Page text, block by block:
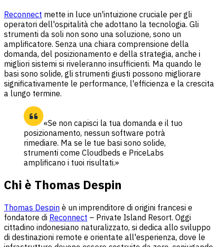
Reconnect mette in luce un'intuizione cruciale per gli
operatori dell'ospitalità che adottano la tecnologia. Gli
strumenti da soli non sono una soluzione, sono un
amplificatore. Senza una chiara comprensione della
domanda, del posizionamento e della strategia, anche i
migliori sistemi si riveleranno insufficienti. Ma quando le
basi sono solide, gli strumenti giusti possono migliorare
significativamente le performance, l'efficienza e la crescita
a lungo termine.
«Se non capisci la tua domanda e il tuo
posizionamento, nessun software potrà
rimediare. Ma se le tue basi sono solide,
strumenti come Cloudbeds e PriceLabs
amplificano i tuoi risultati.»
Chi è Thomas Despin
Thomas Despin è un imprenditore di origini francesi e
fondatore di Reconnect – Private Island Resort. Oggi
cittadino indonesiano naturalizzato, si dedica allo sviluppo
di destinazioni remote e orientate all'esperienza, dove le